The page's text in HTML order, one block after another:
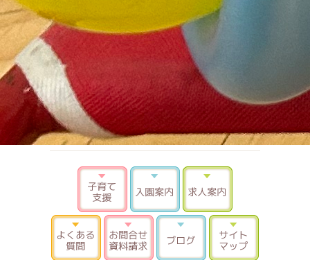
子育て支援入園案内
よくある質問お問合せ 資料請求
ブログ